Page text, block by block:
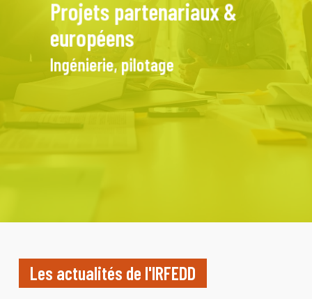
Projets partenariaux &
européens
Ingénierie, pilotage
Les actualités de l'IRFEDD